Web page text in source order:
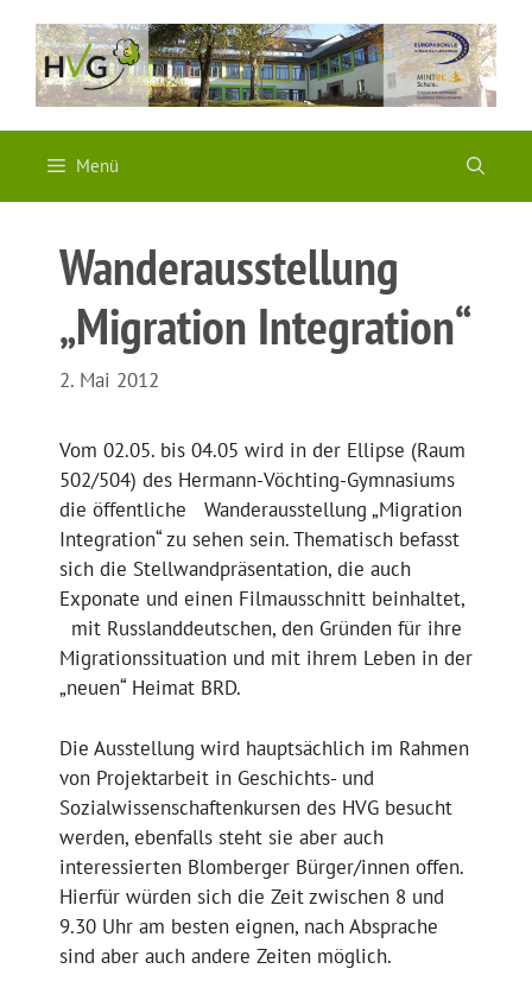
Inhalt
springen
Menü
Wanderausstellung
„Migration Integration“
2. Mai 2012
Vom 02.05. bis 04.05 wird in der Ellipse (Raum
502/504) des Hermann-Vöchting-Gymnasiums
die öffentliche Wanderausstellung „Migration
Integration“ zu sehen sein. Thematisch befasst
sich die Stellwandpräsentation, die auch
Exponate und einen Filmausschnitt beinhaltet,
mit Russlanddeutschen, den Gründen für ihre
Migrationssituation und mit ihrem Leben in der
„neuen“ Heimat BRD.
Die Ausstellung wird hauptsächlich im Rahmen
von Projektarbeit in Geschichts- und
Sozialwissenschaftenkursen des HVG besucht
werden, ebenfalls steht sie aber auch
interessierten Blomberger Bürger/innen offen.
Hierfür würden sich die Zeit zwischen 8 und
9.30 Uhr am besten eignen, nach Absprache
sind aber auch andere Zeiten möglich.